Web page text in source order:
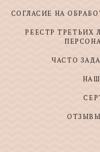
СОГЛАСИЕ НА
РЕЕСТР ТРЕТЬИХ
ЧАСТО